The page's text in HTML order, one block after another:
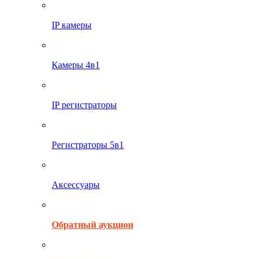
IP камеры
Камеры 4в1
IP регистраторы
Регистраторы 5в1
Аксессуары
Обратный аукцион